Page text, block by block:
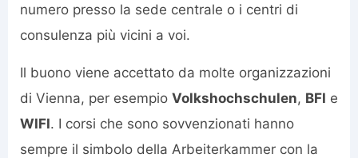
numero presso la sede centrale o i centri di
consulenza più vicini a voi.
Il buono viene accettato da molte organizzazioni
di Vienna, per esempio Volkshochschulen, BFI e
WIFI. I corsi che sono sovvenzionati hanno
sempre il simbolo della Arbeiterkammer con la